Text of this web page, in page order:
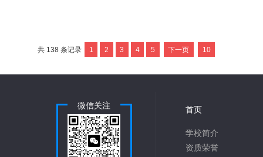
共 138 条记录 1 2 3 4 5 下一页 10
微信关注 首页
学校简介
资质荣誉